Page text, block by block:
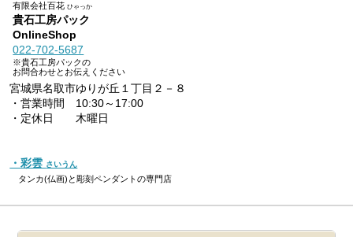
有限会社百花ひゃっか
貴石工房パック
OnlineShop
022-702-5687
※貴石工房パックの
お問合わせとお伝えください
宮城県名取市ゆりが丘１丁目２－８
・営業時間 10:30～17:00
・定休日 木曜日
・彩雲 さいうん
タンカ(仏画)と彫刻ペンダントの専門店